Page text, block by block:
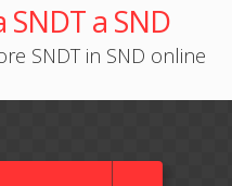
a SND
SNDT in SND online